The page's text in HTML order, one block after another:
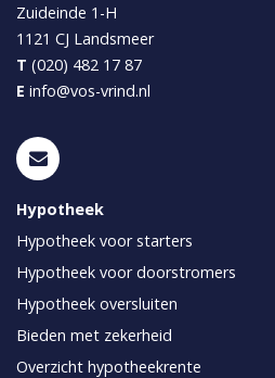
Zuideinde 1-H
1121 CJ Landsmeer
T (020) 482 17 87
E info@vos-vrind.nl
Hypotheek
Hypotheek voor starters
Hypotheek voor doorstromers
Hypotheek oversluiten
Bieden met zekerheid
Overzicht hypotheekrente